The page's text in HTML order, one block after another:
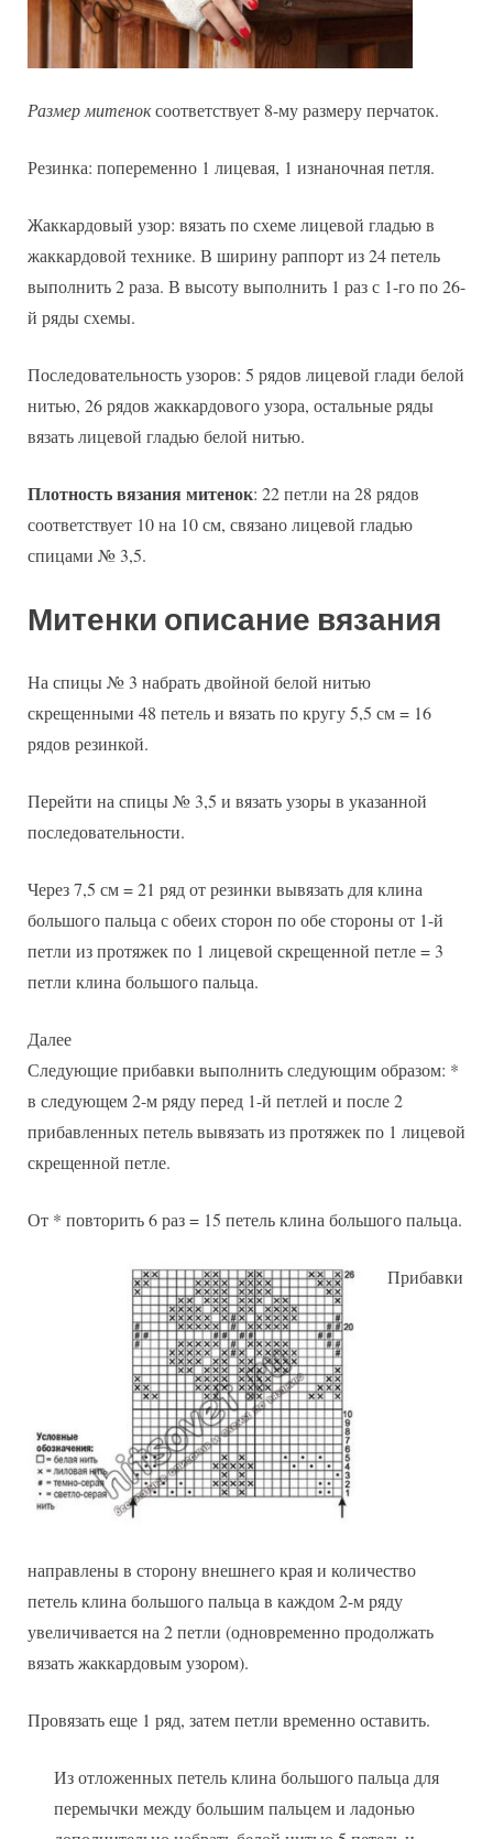
Размер митеноксоответствует 8-му размеру перчаток.
Резинка: попеременно 1 лицевая, 1 изнаночная петля.
Жаккардовый узор: вязать по схеме лицевой гладью в
жаккардовой технике. В ширину раппорт из 24 петель
выполнить 2 раза. В высоту выполнить 1 раз с 1-го по 26-
й ряды схемы.
Последовательность узоров: 5 рядов лицевой глади белой
нитью, 26 рядов жаккардового узора, остальные ряды
вязать лицевой гладью белой нитью.
Плотность вязания митенок: 22 петли на 28 рядов
соответствует 10 на 10 см, связано лицевой гладью
спицами № 3,5.
Митенки описание вязания
На спицы № 3 набрать двойной белой нитью
скрещенными 48 петель и вязать по кругу 5,5 см = 16
рядов резинкой.
Перейти на спицы № 3,5 и вязать узоры в указанной
последовательности.
Через 7,5 см = 21 ряд от резинки вывязать для клина
большого пальца с обеих сторон по обе стороны от 1-й
петли из протяжек по 1 лицевой скрещенной петле = 3
петли клина большого пальца.
Далее
Следующие прибавки выполнить следующим образом: *
в следующем 2-м ряду перед 1-й петлей и после 2
прибавленных петель вывязать из протяжек по 1 лицевой
скрещенной петле.
От * повторить 6 раз = 15 петель клина большого пальца.
Прибавки
направлены в сторону внешнего края и количество
петель клина большого пальца в каждом 2-м ряду
увеличивается на 2 петли (одновременно продолжать
вязать жаккардовым узором).
Провязать еще 1 ряд, затем петли временно оставить.
Из отложенных петель клина большого пальца для
перемычки между большим пальцем и ладонью